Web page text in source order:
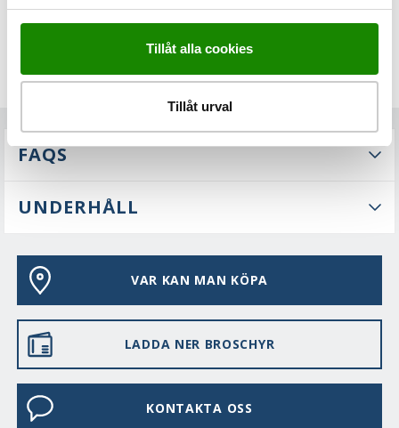
Tillåt alla cookies
Tillåt urval
FAQS
UNDERHÅLL
VAR KAN MAN KÖPA
LADDA NER BROSCHYR
KONTAKTA OSS